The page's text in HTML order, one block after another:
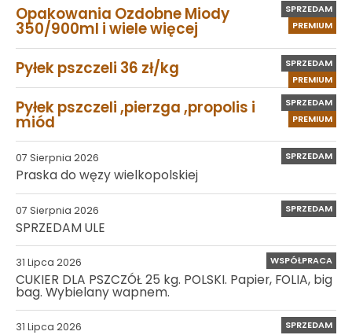
PREMIUM
SPRZEDAM
Opakowania Ozdobne Miody
350/900ml i wiele więcej
PREMIUM
SPRZEDAM
Pyłek pszczeli 36 zł/kg
PREMIUM
SPRZEDAM
Pyłek pszczeli ,pierzga ,propolis i
miód
07 Sierpnia 2026 SPRZEDAM
Praska do węzy wielkopolskiej
07 Sierpnia 2026 SPRZEDAM
SPRZEDAM ULE
31 Lipca 2026 WSPÓŁPRACA
CUKIER DLA PSZCZÓŁ 25 kg. POLSKI. Papier, FOLIA, big
bag. Wybielany wapnem.
31 Lipca 2026 SPRZEDAM